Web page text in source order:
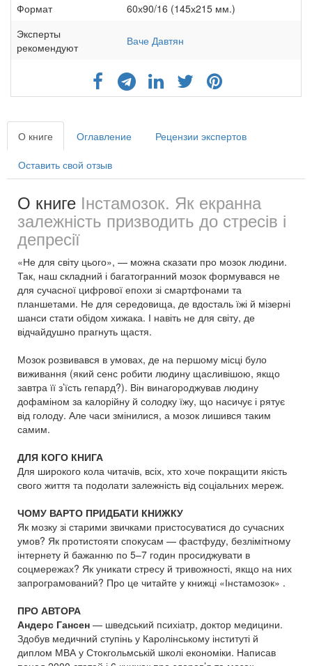
Формат
60х90/16 (145х215 мм.)
Эксперты
рекомендуют
Ваче Давтян
О книге Оглавление Рецензии экспертов
Оставить свой отзыв
О книге Інстамозок. Як екранна
залежність призводить до стресів і
депресії
«Не для світу цього», — можна сказати про мозок людини.
Так, наш складний і багатогранний мозок формувався не
для сучасної цифрової епохи зі смартфонами та
планшетами. Не для середовища, де вдосталь їжі й мізерні
шанси стати обідом хижака. І навіть не для світу, де
відчайдушно прагнуть щастя.
Мозок розвивався в умовах, де на першому місці було
виживання (який сенс робити людину щасливішою, якщо
завтра її з’їсть гепард?). Він винагороджував людину
дофаміном за калорійну й солодку їжу, що насичує і рятує
від голоду. Але часи змінилися, а мозок лишився таким
самим.
ДЛЯ КОГО КНИГА
Для широкого кола читачів, всіх, хто хоче покращити якість
свого життя та подолати залежність від соціальних мереж.
ЧОМУ ВАРТО ПРИДБАТИ КНИЖКУ
Як мозку зі старими звичками пристосуватися до сучасних
умов? Як протистояти спокусам — фастфуду, безлімітному
інтернету й бажанню по 5–7 годин просиджувати в
соцмережах? Як уникати стресу й тривожності, якщо на них
запрограмований? Про це читайте у книжці «Інстамозок» .
ПРО АВТОРА
Андерс Гансен — шведський психіатр, доктор медицини.
Здобув медичний ступінь у Каролінському інституті й
диплом МВА у Стокгольмській школі економіки. Написав